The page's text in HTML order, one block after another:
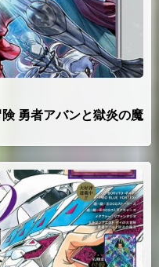
勇者アバンと獄炎の魔